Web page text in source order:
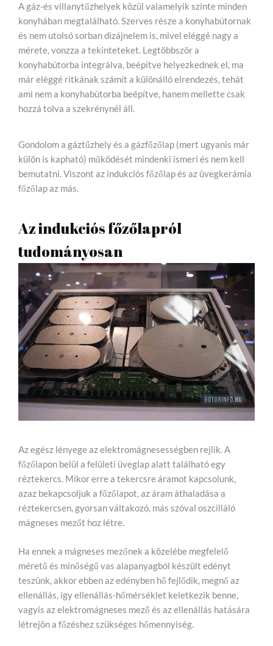
A gáz-és villanytűzhelyek közül valamelyik szinte minden
konyhában megtalálható. Szerves része a konyhabútornak
és nem utolsó sorban dizájnelem is, mivel eléggé nagy a
mérete, vonzza a tekinteteket. Legtöbbször a
konyhabútorba integrálva, beépítve helyezkednek el, ma
már eléggé ritkának számít a különálló elrendezés, tehát
ami nem a konyhabútorba beépítve, hanem mellette csak
hozzá tolva a szekrénynél áll.
Gondolom a gáztűzhely és a gázfőzőlap (mert ugyanis már
külön is kapható) működését mindenki ismeri és nem kell
bemutatni. Viszont az indukciós főzőlap és az üvegkerámia
főzőlap az más.
Az indukciós főzőlapról
tudományosan
Az egész lényege az elektromágnesességben rejlik. A
főzőlapon belül a felületi üveglap alatt található egy
réztekercs. Mikor erre a tekercsre áramot kapcsolunk,
azaz bekapcsoljuk a főzőlapot, az áram áthaladása a
réztekercsen, gyorsan váltakozó, más szóval oszcilláló
mágneses mezőt hoz létre.
Ha ennek a mágneses mezőnek a közelébe megfelelő
méretű és minőségű vas alapanyagból készült edényt
teszünk, akkor ebben az edényben hő fejlődik, megnő az
ellenállás, így ellenállás-hőmérséklet keletkezik benne,
vagyis az elektromágneses mező és az ellenállás hatására
létrejön a főzéshez szükséges hőmennyiség.